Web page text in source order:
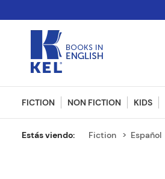
FICTION NON FICTION KIDS
Fiction Español